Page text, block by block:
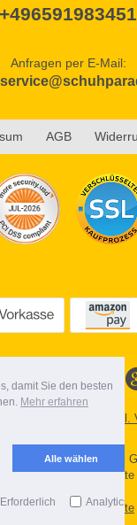
damit Sie den besten
Mehr erfahren
Alle wählen
Erforderlich Analytics
+496591983451
Anfragen per E-Mail:
AGB
inkl. MwSt. evtl. zzgl.
2026 by Gebr. Röhl
Mobile Shop by Shopgate
Zur klassischen Webseite